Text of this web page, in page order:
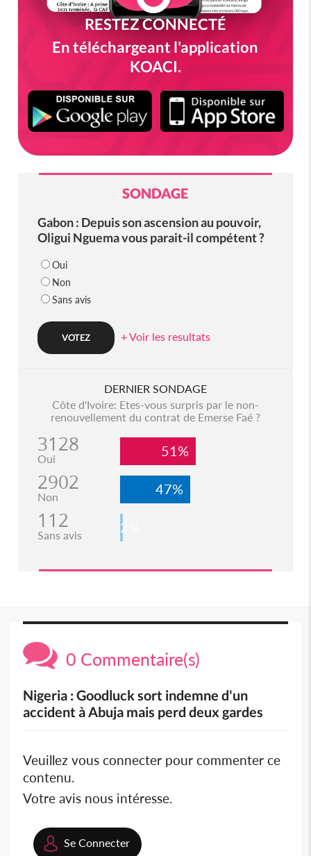
RESTEZ CONNECTÉ
En téléchargeant l'application
KOACI.
SONDAGE
Gabon : Depuis son ascension au pouvoir,
Oligui Nguema vous parait-il compétent ?
Oui
Non
Sans avis
+ Voir les resultats
DERNIER SONDAGE
Côte d'Ivoire: Etes-vous surpris par le non-
renouvellement du contrat de Emerse Faé ?
3128
Oui 51%
2902
Non 47%
112
Sans avis 2%
0 Commentaire(s)
Nigeria : Goodluck sort indemne d'un
accident à Abuja mais perd deux gardes
Veuillez vous connecter pour commenter ce
contenu.
Votre avis nous intéresse.
Se Connecter